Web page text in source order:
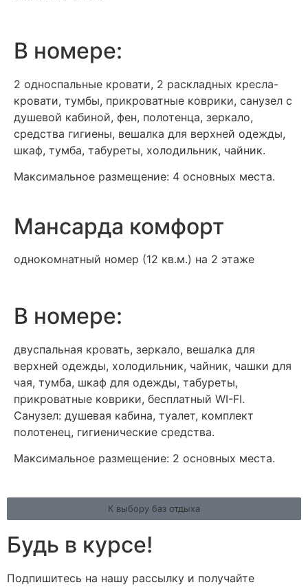
В номере:
2 односпальные кровати, 2 раскладных кресла-
кровати, тумбы, прикроватные коврики, санузел с
душевой кабиной, фен, полотенца, зеркало,
средства гигиены, вешалка для верхней одежды,
шкаф, тумба, табуреты, холодильник, чайник.
Максимальное размещение: 4 основных места.
Мансарда комфорт
однокомнатный номер (12 кв.м.) на 2 этаже
В номере:
двуспальная кровать, зеркало, вешалка для
верхней одежды, холодильник, чайник, чашки для
чая, тумба, шкаф для одежды, табуреты,
прикроватные коврики, бесплатный WI-FI.
Санузел: душевая кабина, туалет, комплект
полотенец, гигиенические средства.
Максимальное размещение: 2 основных места.
К выбору баз отдыха
Будь в курсе!
Подпишитесь на нашу рассылку и получайте